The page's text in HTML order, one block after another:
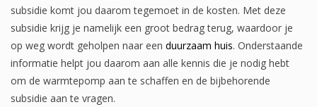
subsidie komt jou daarom tegemoet in de kosten. Met deze
subsidie krijg je namelijk een groot bedrag terug, waardoor je
op weg wordt geholpen naar een duurzaam huis. Onderstaande
informatie helpt jou daarom aan alle kennis die je nodig hebt
om de warmtepomp aan te schaffen en de bijbehorende
subsidie aan te vragen.